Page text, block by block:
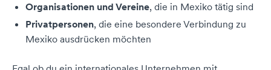
Organisationen und Vereine, die in Mexiko tätig sind
Privatpersonen, die eine besondere Verbindung zu
Mexiko ausdrücken möchten